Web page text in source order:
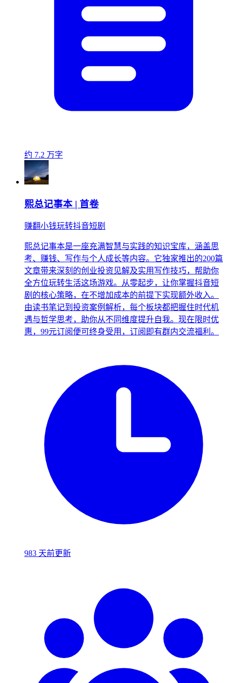
约 7.2 万字
熙总记事本 | 首卷
赚翻小钱玩转抖音短剧
熙总记事本是一座充满智慧与实践的知识宝库，涵盖思
考、赚钱、写作与个人成长等内容。它独家推出的200篇
文章带来深刻的创业投资见解及实用写作技巧，帮助你
全方位玩转生活这场游戏。从零起步，让你掌握抖音短
剧的核心策略，在不增加成本的前提下实现额外收入。
由读书笔记到投资案例解析，每个板块都把握住时代机
遇与哲学思考，助你从不同维度提升自我。现在限时优
惠，99元订阅便可终身受用，订阅即有群内交流福利。
983 天前更新